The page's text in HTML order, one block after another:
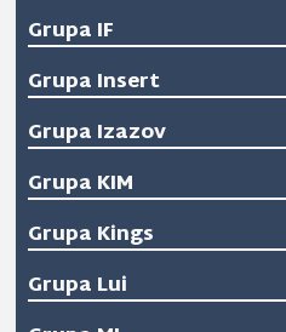
Grupa IF
Grupa Insert
Grupa Izazov
Grupa KIM
Grupa Kings
Grupa Lui